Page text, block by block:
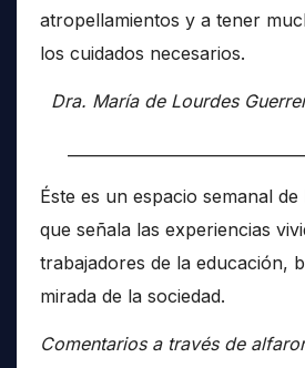
atropellamientos y a tener
los cuidados necesarios.
Dra. María de Lourdes
Éste es un espacio semanal
que señala las experiencias
trabajadores de la educación,
mirada de la sociedad.
Comentarios a través de